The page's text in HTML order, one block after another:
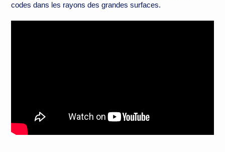
codes dans les rayons des grandes surfaces.